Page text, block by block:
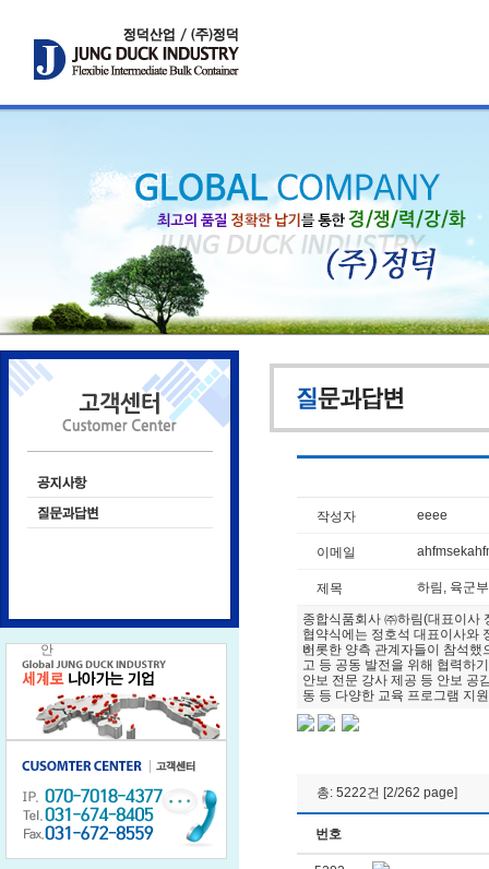
작성자 eeee
이메일
제목 하림, 육군
종합식품회사 ㈜하림(대표이사
협약식에는 정호석 대표이사와
비롯한 양측 관계자들이 참석했
고 등 공동 발전을 위해 협력하
안보 전문 강사 제공 등 안보 공
동 등 다양한 교육 프로그램 지
총: 5222건 [2/262 page]
번호